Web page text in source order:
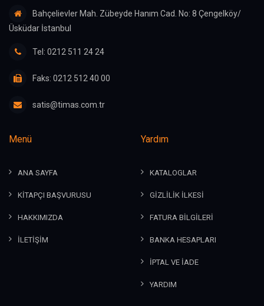
Bahçelievler Mah. Zübeyde Hanım Cad. No: 8 Çengelköy/
Üsküdar İstanbul
Tel: 0212 511 24 24
Faks: 0212 512 40 00
satis@timas.com.tr
Menü
ANA SAYFA
KİTAPÇI BAŞVURUSU
HAKKIMIZDA
İLETİŞİM
Yardım
KATALOGLAR
GİZLİLİK İLKESİ
FATURA BİLGİLERİ
BANKA HESAPLARI
İPTAL VE İADE
YARDIM